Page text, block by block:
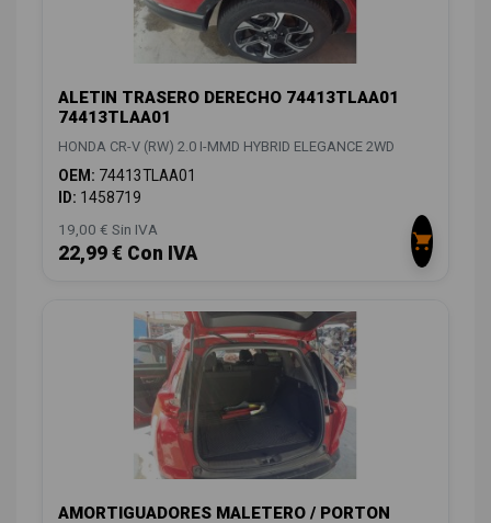
ALETIN TRASERO DERECHO 74413TLAA01
74413TLAA01
HONDA CR-V (RW) 2.0 I-MMD HYBRID ELEGANCE 2WD
OEM: 74413TLAA01
ID: 1458719
19,00 € Sin IVA
22,99 € Con IVA
AMORTIGUADORES MALETERO / PORTON